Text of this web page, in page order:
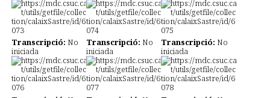
Transcripció: No
iniciada
Transcripció: No
iniciada
Transcripció: No
iniciada